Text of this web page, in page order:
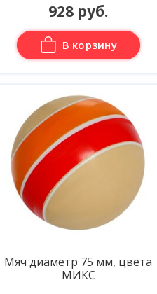
928 руб.
В корзину
Мяч диаметр 75 мм, цвета
МИКС